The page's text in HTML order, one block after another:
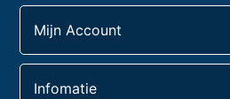
Mijn Account
Infomatie